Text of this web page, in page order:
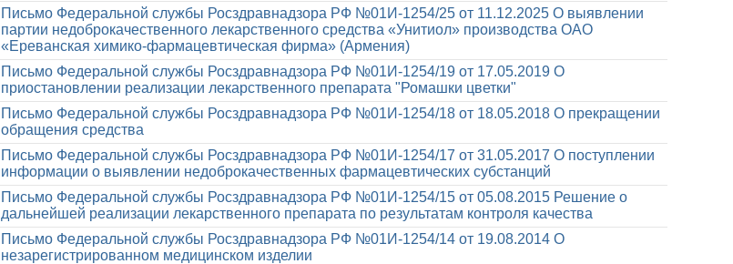
Письмо Федеральной службы Росздравнадзора РФ №01И-1254/25 от 11.12.2025 О выявлении
партии недоброкачественного лекарственного средства «Унитиол» производства ОАО
«Ереванская химико-фармацевтическая фирма» (Армения)
Письмо Федеральной службы Росздравнадзора РФ №01И-1254/19 от 17.05.2019 О
приостановлении реализации лекарственного препарата "Ромашки цветки"
Письмо Федеральной службы Росздравнадзора РФ №01И-1254/18 от 18.05.2018 О прекращении
обращения средства
Письмо Федеральной службы Росздравнадзора РФ №01И-1254/17 от 31.05.2017 О поступлении
информации о выявлении недоброкачественных фармацевтических субстанций
Письмо Федеральной службы Росздравнадзора РФ №01И-1254/15 от 05.08.2015 Решение о
дальнейшей реализации лекарственного препарата по результатам контроля качества
Письмо Федеральной службы Росздравнадзора РФ №01И-1254/14 от 19.08.2014 О
незарегистрированном медицинском изделии